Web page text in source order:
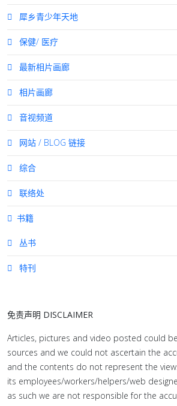
犀乡青少年天地
保健/ 医疗
最新相片画廊
相片画廊
音视频道
网站 / BLOG 链接
综合
联络处
书籍
丛书
特刊
免责声明 DISCLAIMER
Articles, pictures and video posted could
sources and we could not ascertain the
and the contents do not represent the
its employees/workers/helpers/web
as such we are not responsible for the